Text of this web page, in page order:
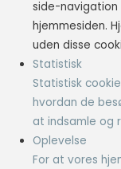
side-
hjemmesiden.
uden disse
Statistisk
Statistisk
hvordan de
at indsamle og
Oplevelse
For at vores